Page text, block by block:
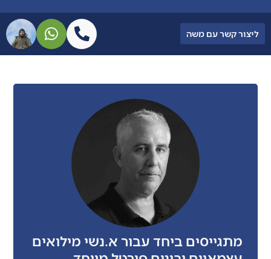
ליצור קשר עם משה
מתגייסים ביחד עבור א.נשי מילואים